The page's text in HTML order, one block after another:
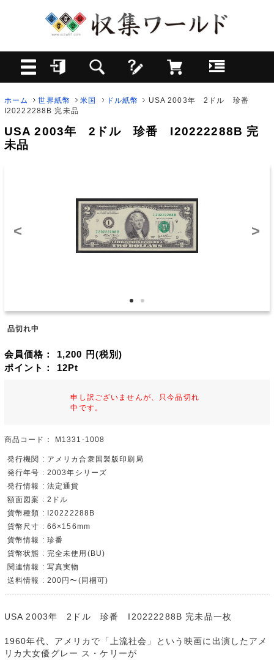
ホーム 世界紙幣 米国 ドル紙幣
USA 2003年 2ドル 珍番
I20222288B 完未品
USA 2003年 2ドル 珍番 I20222288B 完
未品
< >
品切れ中
会員価格： 1,200 円(税別)
ポイント： 12Pt
申し訳ございませんが、只今品切れ
中です。
商品コード： M1331-1008
発行機関 : アメリカ合衆国製版印刷局
発行年号 : 2003年シリーズ
発行情報 : 法定通貨
額面図案 : 2ドル
貨幣種類 : I20222288B
貨幣尺寸 : 66×156mm
貨幣情報 : 珍番
貨幣状態 : 完全未使用(BU)
関連情報 : 写真実物
送料情報 : 200円〜(同梱可)
USA 2003年 2ドル 珍番 I20222288B 完未品一枚
1960年代、アメリカで「上流社会」という映画に出演したアメ
リカ大女優グレー ス・ケリーが